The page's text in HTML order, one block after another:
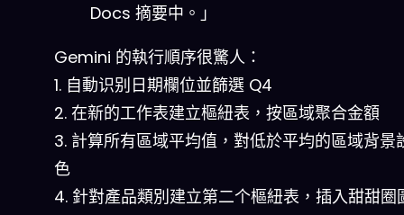
Docs 摘要中。」
Gemini 的執行順序很驚人：
1. 自動识别日期欄位並篩選 Q4
2. 在新的工作表建立樞紐表，按區域聚合金額
3. 計算所有區域平均值，對低於平均的區域背景
色
4. 針對產品類別建立第二个樞紐表，插入甜甜圈